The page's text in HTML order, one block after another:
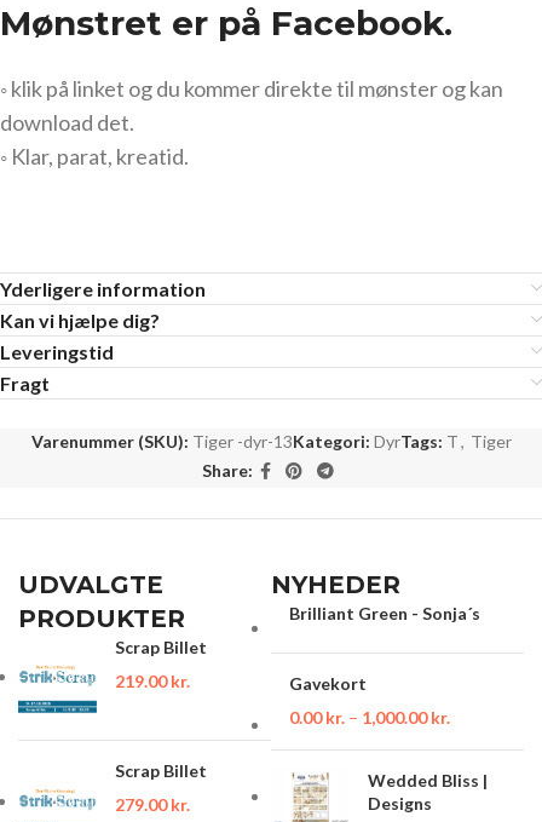
Mønstret er på Facebook.
◦ klik på linket og du kommer direkte til mønster og kan
download det.
◦ Klar, parat, kreatid.
Yderligere information
Kan vi hjælpe dig?
Leveringstid
Fragt
Varenummer (SKU): Tiger -dyr-13Kategori: DyrTags: T, Tiger
Share:
UDVALGTE
PRODUKTER
Scrap Billet
219.00kr.
Scrap Billet
279.00kr.
NYHEDER
Brilliant Green - Sonja´s
Gavekort
0.00kr. – 1,000.00kr.
Wedded Bliss |
Designs